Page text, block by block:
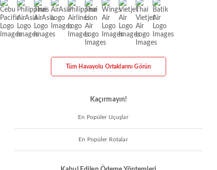
Tüm Havayolu Ortaklarını Görün
Kaçırmayın!
En Popüler Uçuşlar
En Popüler Rotalar